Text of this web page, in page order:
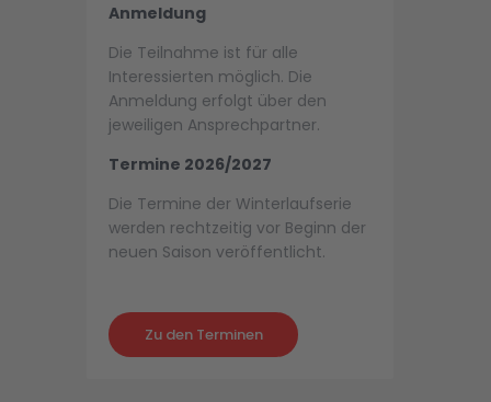
Anmeldung
Die Teilnahme ist für alle
Interessierten möglich. Die
Anmeldung erfolgt über den
jeweiligen Ansprechpartner.
Termine 2026/2027
Die Termine der Winterlaufserie
werden rechtzeitig vor Beginn der
neuen Saison veröffentlicht.
Zu den Terminen